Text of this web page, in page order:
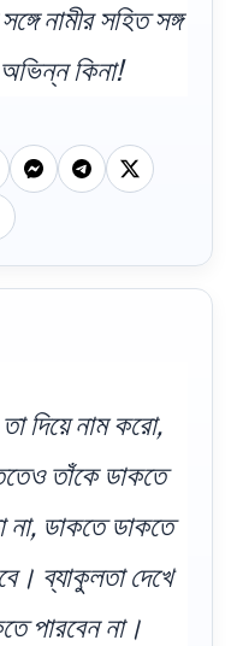
নামীর সহিত সঙ্গ
কিনা!
দিয়ে নাম করো,
তাঁকে ডাকতে
না, ডাকতে ডাকতে
ব্যাকুলতা দেখে
পারবেন না।